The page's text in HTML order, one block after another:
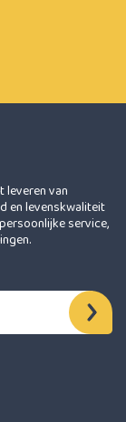
leveren van
en levenskwaliteit
service,